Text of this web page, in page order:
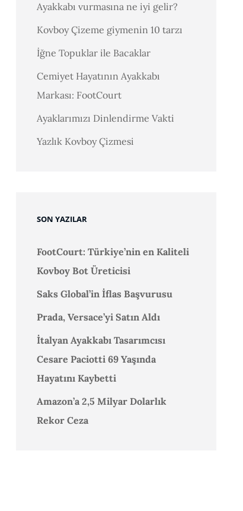
Ayakkabı vurmasına ne iyi gelir?
Kovboy Çizeme giymenin 10 tarzı
İğne Topuklar ile Bacaklar
Cemiyet Hayatının Ayakkabı
Markası: FootCourt
Ayaklarımızı Dinlendirme Vakti
Yazlık Kovboy Çizmesi
SON YAZILAR
FootCourt: Türkiye’nin en Kaliteli
Kovboy Bot Üreticisi
Saks Global’in İflas Başvurusu
Prada, Versace’yi Satın Aldı
İtalyan Ayakkabı Tasarımcısı
Cesare Paciotti 69 Yaşında
Hayatını Kaybetti
Amazon’a 2,5 Milyar Dolarlık
Rekor Ceza